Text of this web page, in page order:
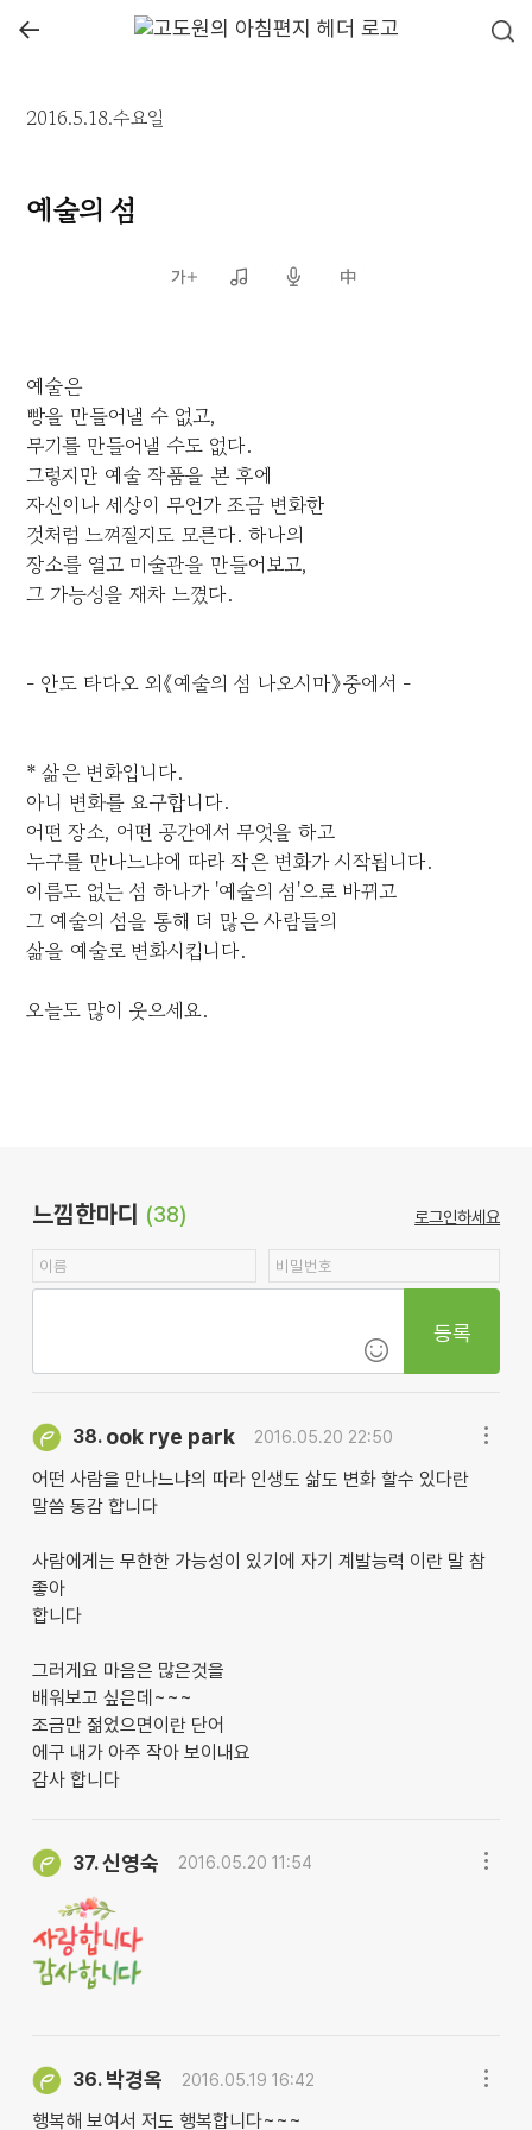
←
2016.5.18.수요일
예술의 섬
예술은
빵을 만들어낼 수 없고,
무기를 만들어낼 수도 없다.
그렇지만 예술 작품을 본 후에
자신이나 세상이 무언가 조금 변화한
것처럼 느껴질지도 모른다. 하나의
장소를 열고 미술관을 만들어보고,
그 가능성을 재차 느꼈다.
- 안도 타다오 외《예술의 섬 나오시마》중에서 -
* 삶은 변화입니다.
아니 변화를 요구합니다.
어떤 장소, 어떤 공간에서 무엇을 하고
누구를 만나느냐에 따라 작은 변화가 시작됩니다.
이름도 없는 섬 하나가 '예술의 섬'으로 바뀌고
그 예술의 섬을 통해 더 많은 사람들의
삶을 예술로 변화시킵니다.
오늘도 많이 웃으세요.
느낌한마디 (38) 로그인하세요
등록
38. ook rye park 2016.05.20 22:50
어떤 사람을 만나느냐의 따라 인생도 삶도 변화 할수 있다란
말씀 동감 합니다
사람에게는 무한한 가능성이 있기에 자기 계발능력 이란 말 참
좋아
합니다
그러게요 마음은 많은것을
배워보고 싶은데~~~
조금만 젊었으면이란 단어
에구 내가 아주 작아 보이내요
감사 합니다
37.신영숙 2016.05.20 11:54
36. 박경옥 2016.05.19 16:42
행복해 보여서 저도 행복합니다~~~